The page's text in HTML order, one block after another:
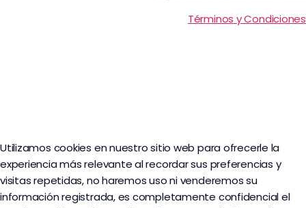
Términos y Condiciones
Utilizamos cookies en nuestro sitio web para ofrecerle la
experiencia más relevante al recordar sus preferencias y
visitas repetidas, no haremos uso ni venderemos su
información registrada, es completamente confidencial el